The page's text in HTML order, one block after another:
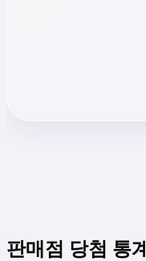
판매점 당첨 통계